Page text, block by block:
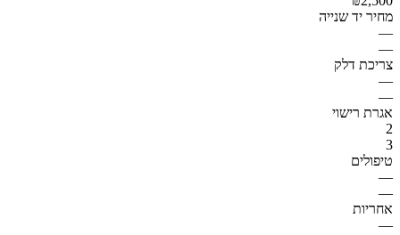
מחיר יד שנייה
—
—
צריכת דלק
—
—
אגרת רישוי
2
3
טיפולים
—
—
אחריות
—